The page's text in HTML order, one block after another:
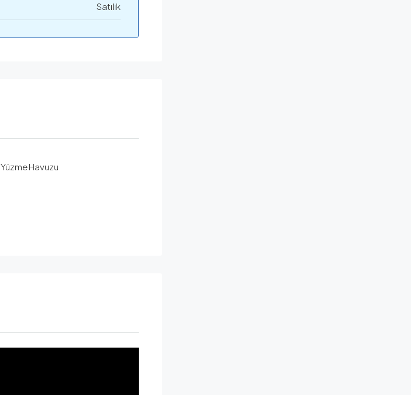
Satılık
Yüzme Havuzu